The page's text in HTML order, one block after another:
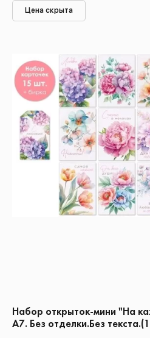
Цена скрыта
Набор открыток-мини "На
А7. Без отделки.Без